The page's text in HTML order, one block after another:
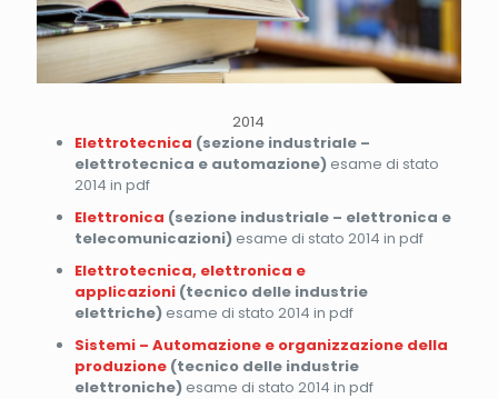
2014
Elettrotecnica (sezione industriale –
elettrotecnica e automazione)esame di stato
2014 in pdf
Elettronica (sezione industriale – elettronica e
telecomunicazioni)esame di stato 2014 in pdf
Elettrotecnica, elettronica e
applicazioni(tecnico delle industrie
elettriche)esame di stato 2014 in pdf
Sistemi – Automazione e organizzazione della
produzione(tecnico delle industrie
elettroniche)esame di stato 2014 in pdf